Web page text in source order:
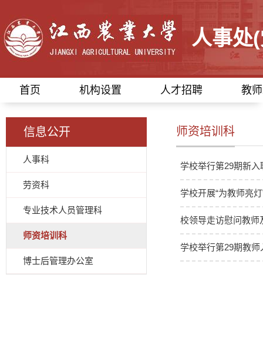
人事处
首页 机构设置 人才招聘 教
信息公开
人事科
劳资科
专业技术人员管理科
师资培训科
博士后管理办公室
师资培训科
学校举行第29期新
学校开展“为教师亮
校领导走访慰问教师
学校举行第29期教